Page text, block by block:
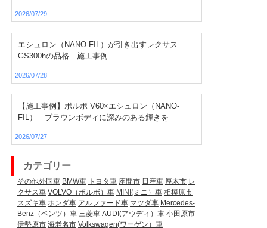
2026/07/29
エシュロン（NANO-FIL）が引き出すレクサス
GS300hの品格｜施工事例
2026/07/28
【施工事例】ボルボ V60×エシュロン（NANO-
FIL）｜ブラウンボディに深みのある輝きを
2026/07/27
カテゴリー
その他外国車 BMW車 トヨタ車 座間市 日産車 厚木市 レ
クサス車 VOLVO（ボルボ）車 MINI(ミニ）車 相模原市
スズキ車 ホンダ車 アルファード車 マツダ車 Mercedes-
Benz（ベンツ）車 三菱車 AUDI(アウディ）車 小田原市
伊勢原市 海老名市 Volkswagen(ワーゲン）車